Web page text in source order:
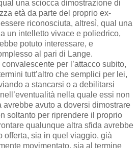
una sciocca dimostrazione di
età da parte del proprio ex-
riconosciuta, altresì, qual una
un intelletto vivace e poliedrico,
potuto interessare, e
al pari di Lange.
per l’attacco subito,
tutt’altro che semplici per lei,
a stancarsi o a debilitarsi
nella quale essi non
avrebbe avuto a doversi dimostrare
soltanto per riprendere il proprio
qualunque altra sfida avrebbe
offerta, sia in quel viaggio, già
movimentato, sia al termine